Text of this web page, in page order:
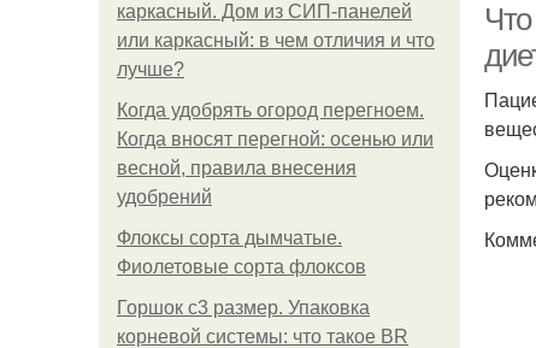
каркасный. Дом из СИП-панелей
или каркасный: в чем отличия и что
лучше?
Когда удобрять огород перегноем.
Когда вносят перегной: осенью или
весной, правила внесения
удобрений
Флоксы сорта дымчатые.
Фиолетовые сорта флоксов
Горшок с3 размер. Упаковка
корневой системы: что такое BR